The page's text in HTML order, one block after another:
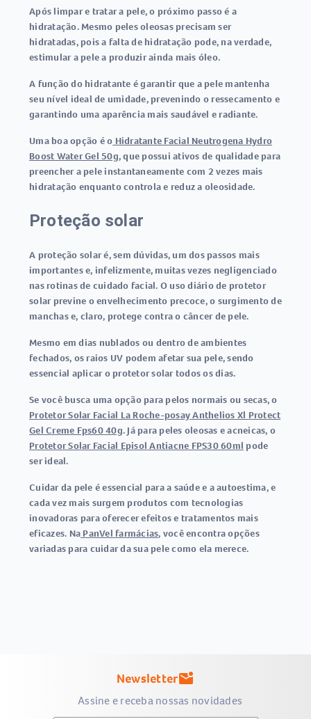
Após limpar e tratar a pele, o próximo passo é a
hidratação. Mesmo peles oleosas precisam ser
hidratadas, pois a falta de hidratação pode, na verdade,
estimular a pele a produzir ainda mais óleo.
A função do hidratante é garantir que a pele mantenha
seu nível ideal de umidade, prevenindo o ressecamento e
garantindo uma aparência mais saudável e radiante.
Uma boa opção é o Hidratante Facial Neutrogena Hydro
Boost Water Gel 50g, que possui ativos de qualidade para
preencher a pele instantaneamente com 2 vezes mais
hidratação enquanto controla e reduz a oleosidade.
Proteção solar
A proteção solar é, sem dúvidas, um dos passos mais
importantes e, infelizmente, muitas vezes negligenciado
nas rotinas de cuidado facial. O uso diário de protetor
solar previne o envelhecimento precoce, o surgimento de
manchas e, claro, protege contra o câncer de pele.
Mesmo em dias nublados ou dentro de ambientes
fechados, os raios UV podem afetar sua pele, sendo
essencial aplicar o protetor solar todos os dias.
Se você busca uma opção para pelos normais ou secas, o
Protetor Solar Facial La Roche-posay Anthelios Xl Protect
Gel Creme Fps60 40g. Já para peles oleosas e acneicas, o
Protetor Solar Facial Episol Antiacne FPS30 60ml pode
ser ideal.
Cuidar da pele é essencial para a saúde e a autoestima, e
cada vez mais surgem produtos com tecnologias
inovadoras para oferecer efeitos e tratamentos mais
eficazes. Na PanVel farmácias, você encontra opções
variadas para cuidar da sua pele como ela merece.
Newslettermark_email_unread
Assine e receba nossas novidades